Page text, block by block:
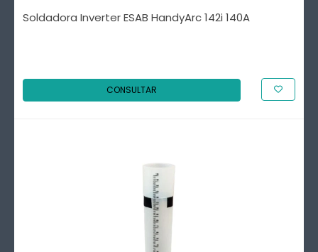
Soldadora Inverter ESAB HandyArc 142i 140A
CONSULTAR